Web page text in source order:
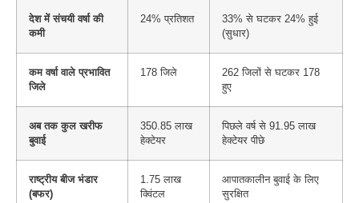
देश में संचयी वर्षा की
कमी
24% प्रतिशत
33% से घटकर 24% हुई
(सुधार)
कम वर्षा वाले प्रभावित
जिले
178 जिले
262 जिलों से घटकर 178
हुए
अब तक कुल खरीफ
बुवाई
350.85 लाख
हेक्टेयर
पिछले वर्ष से 91.95 लाख
हेक्टेयर पीछे
राष्ट्रीय बीज भंडार
(बफर)
1.75 लाख
क्विंटल
आपातकालीन बुवाई के लिए
सुरक्षित